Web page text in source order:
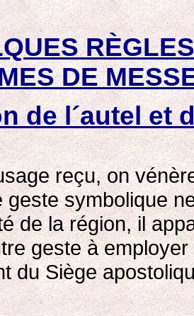
DE
de l´autel et
reçu, on
geste symbolique
de la région, il
geste à
du Siège